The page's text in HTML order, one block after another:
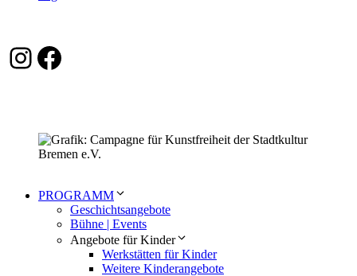
Instagram Facebook
PROGRAMM
Geschichtsangebote
Bühne | Events
Angebote für Kinder
Werkstätten für Kinder
Weitere Kinderangebote